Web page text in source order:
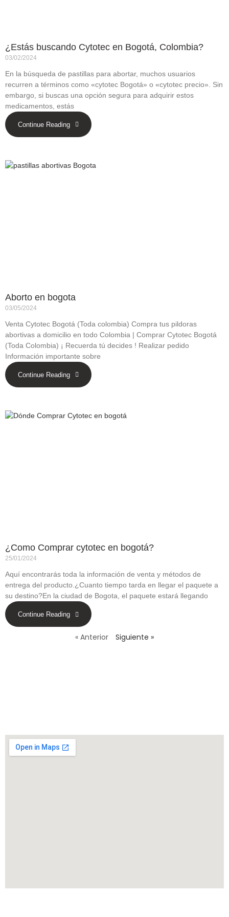
¿Estás buscando Cytotec en Bogotá, Colombia?
03/02/2024
En la búsqueda de pastillas para abortar, muchos usuarios
recurren a términos como «cytotec Bogotá» o «cytotec precio». Sin
embargo, si buscas una opción segura para adquirir estos
medicamentos, estás
Continue Reading
Aborto en bogota
03/05/2024
Venta Cytotec Bogotá (Toda colombia) Compra tus pildoras
abortivas a domicilio en todo Colombia | Comprar Cytotec Bogotá
(Toda Colombia) ¡ Recuerda tú decides ! Realizar pedido
Información importante sobre
Continue Reading
¿Como Comprar cytotec en bogotá?
25/01/2024
Aquí encontrarás toda la información de venta y métodos de
entrega del producto.¿Cuanto tiempo tarda en llegar el paquete a
su destino?En la ciudad de Bogota, el paquete estará llegando
Continue Reading
« Anterior Siguiente »